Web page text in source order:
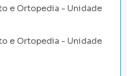
e Ortopedia - Unidade
e Ortopedia - Unidade